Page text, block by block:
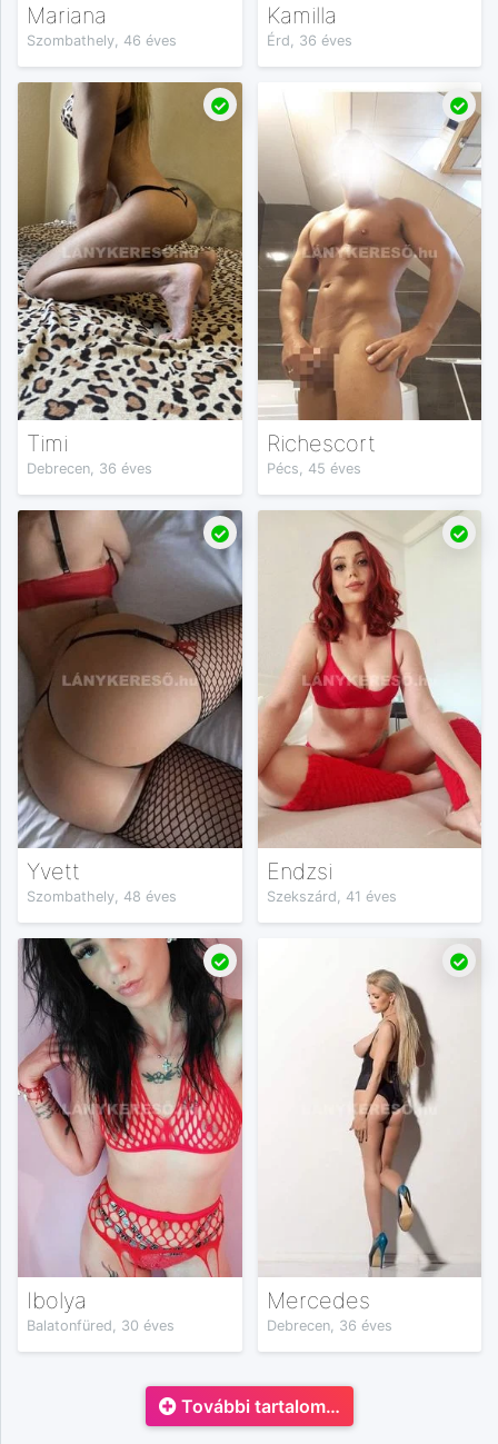
Mariana
Szombathely, 46 éves
Kamilla
Érd, 36 éves
Timi
Debrecen, 36 éves
Richescort
Pécs, 45 éves
Yvett
Szombathely, 48 éves
Endzsi
Szekszárd, 41 éves
Ibolya
Balatonfüred, 30 éves
Mercedes
Debrecen, 36 éves
További tartalom…